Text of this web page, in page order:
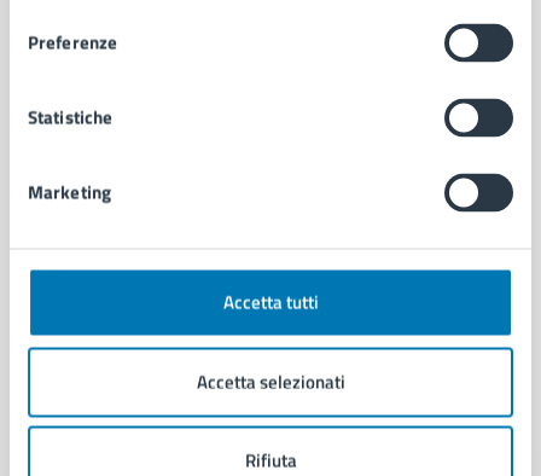
Preferenze
Statistiche
Marketing
Accetta tutti
Accetta selezionati
Rifiuta
Personale amministrativo
CATEGORIE DI SERVIZIO
Autorizzazioni
Documenti e certificati
Giustizia e sicurezza pubblica
Imprese e commercio
Salute, benessere e assistenza